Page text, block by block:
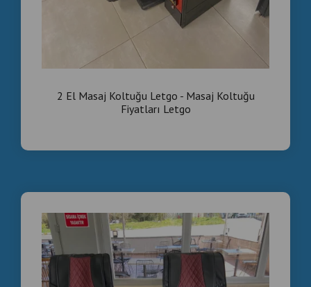
2 El Masaj Koltuğu Letgo - Masaj Koltuğu
Fiyatları Letgo